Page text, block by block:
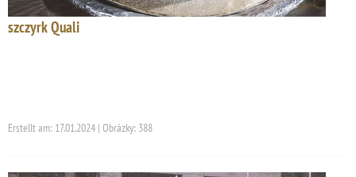
szczyrk Quali
Erstellt am: 17.01.2024 | Obrázky: 388